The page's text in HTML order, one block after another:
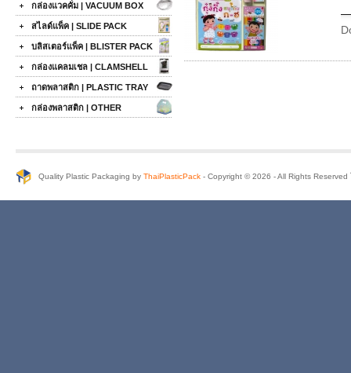
กล่องแวคคั่ม | VACUUM BOX
สไลด์แพ็ค | SLIDE PACK
บลิสเตอร์แพ็ค | BLISTER PACK
กล่องแคลมเชล | CLAMSHELL
ถาดพลาสติก | PLASTIC TRAY
กล่องพลาสติก | OTHER
Quality Plastic Packaging by ThaiPlasticPack - Copyright © 2026 - All Rights